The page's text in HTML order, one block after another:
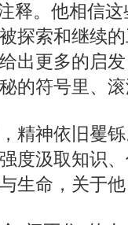
。他相信这
探索和继续
出更多的启
的符号里、
精神依旧矍
度汲取知识
生命，关于